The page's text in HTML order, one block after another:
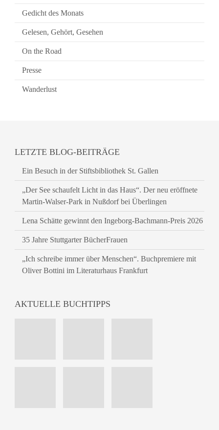
Gedicht des Monats
Gelesen, Gehört, Gesehen
On the Road
Presse
Wanderlust
LETZTE BLOG-BEITRÄGE
Ein Besuch in der Stiftsbibliothek St. Gallen
„Der See schaufelt Licht in das Haus“. Der neu eröffnete
Martin-Walser-Park in Nußdorf bei Überlingen
Lena Schätte gewinnt den Ingeborg-Bachmann-Preis 2026
35 Jahre Stuttgarter BücherFrauen
„Ich schreibe immer über Menschen“. Buchpremiere mit
Oliver Bottini im Literaturhaus Frankfurt
AKTUELLE BUCHTIPPS